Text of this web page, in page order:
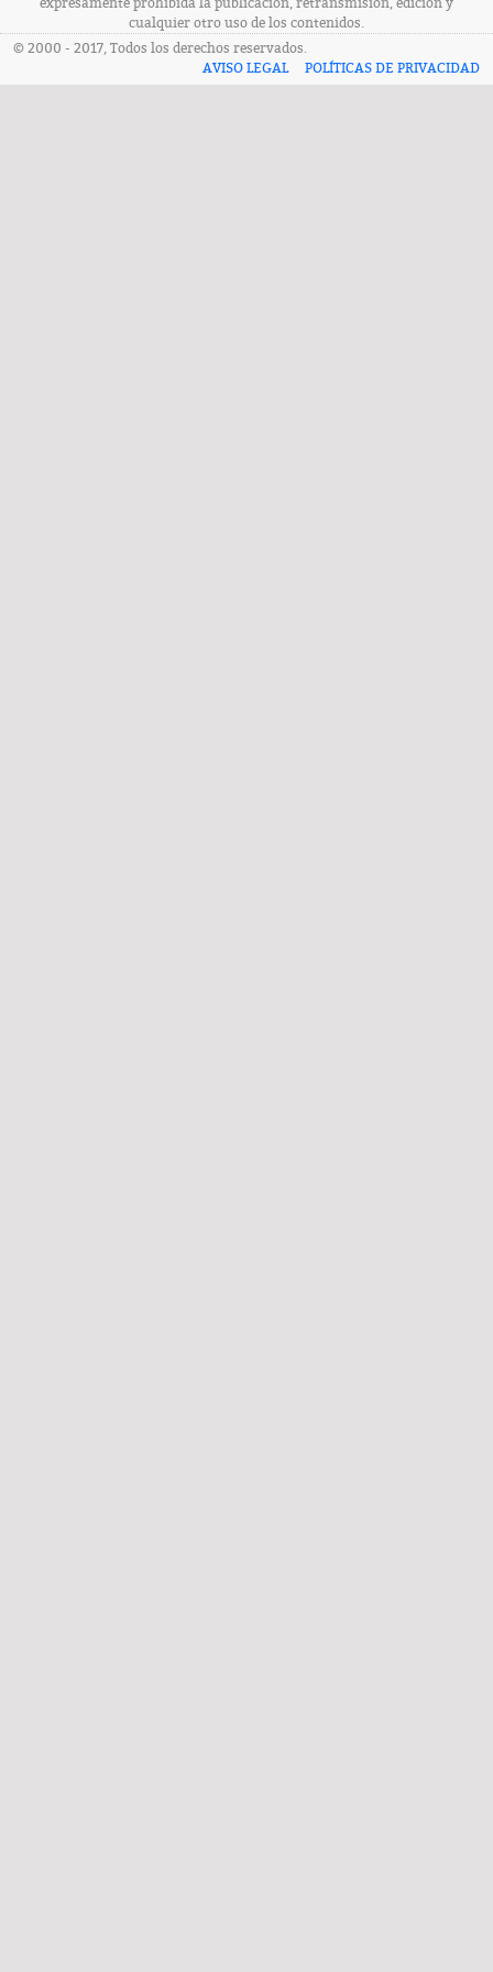
expresamente prohibida la publicación, retransmisión, edición y
cualquier otro uso de los contenidos.
© 2000 - 2017, Todos los derechos reservados.
AVISO LEGAL
POLÍTICAS DE PRIVACIDAD